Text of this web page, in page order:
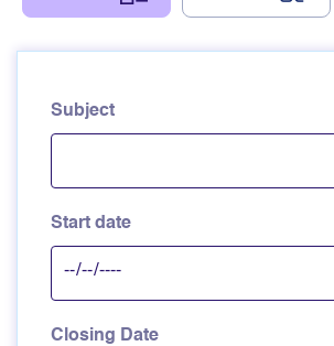
Subject
Start date
Closing Date